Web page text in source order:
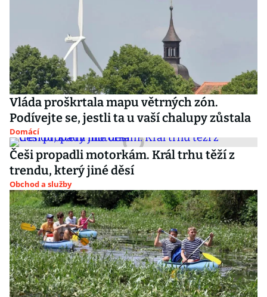
Vláda proškrtala mapu větrných zón.
Podívejte se, jestli ta u vaší chalupy zůstala
Domácí
Češi propadli motorkám. Král trhu těží z
trendu, který jiné děsí
Obchod a služby